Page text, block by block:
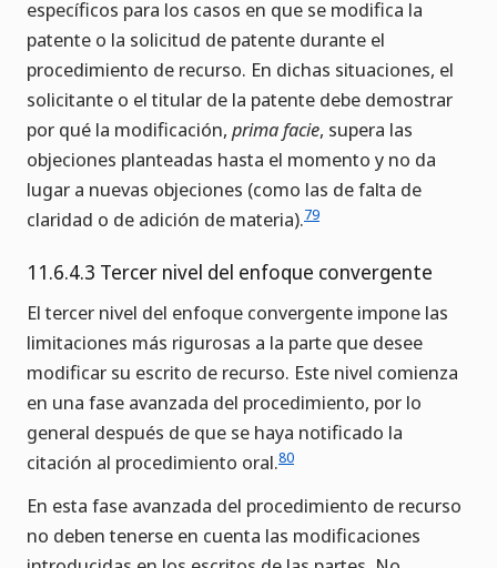
específicos para los casos en que se modifica la
patente o la solicitud de patente durante el
procedimiento de recurso. En dichas situaciones, el
solicitante o el titular de la patente debe demostrar
por qué la modificación, prima facie, supera las
objeciones planteadas hasta el momento y no da
lugar a nuevas objeciones (como las de falta de
claridad o de adición de materia).79
11.6.4.3 Tercer nivel del enfoque convergente
El tercer nivel del enfoque convergente impone las
limitaciones más rigurosas a la parte que desee
modificar su escrito de recurso. Este nivel comienza
en una fase avanzada del procedimiento, por lo
general después de que se haya notificado la
citación al procedimiento oral.80
En esta fase avanzada del procedimiento de recurso
no deben tenerse en cuenta las modificaciones